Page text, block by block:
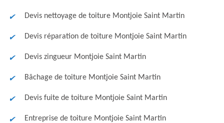
Devis nettoyage de toiture Montjoie Saint Martin
Devis réparation de toiture Montjoie Saint Martin
Devis zingueur Montjoie Saint Martin
Bâchage de toiture Montjoie Saint Martin
Devis fuite de toiture Montjoie Saint Martin
Entreprise de toiture Montjoie Saint Martin